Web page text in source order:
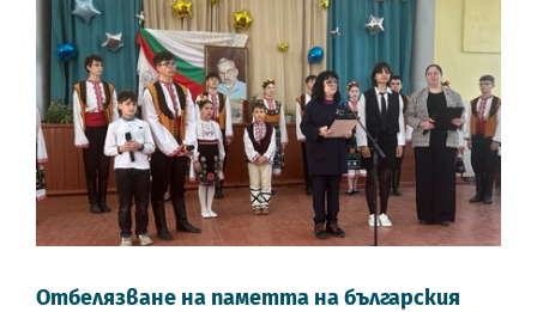
Отбелязване на паметта на българския